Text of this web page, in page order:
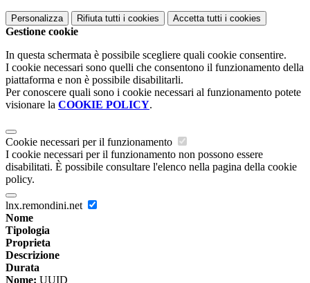
Personalizza Rifiuta tutti i cookies Accetta tutti i cookies
Gestione cookie
In questa schermata è possibile scegliere quali cookie consentire.
I cookie necessari sono quelli che consentono il funzionamento della
piattaforma e non è possibile disabilitarli.
Per conoscere quali sono i cookie necessari al funzionamento potete
visionare la COOKIE POLICY.
Cookie necessari per il funzionamento
I cookie necessari per il funzionamento non possono essere
disabilitati. È possibile consultare l'elenco nella pagina della cookie
policy.
lnx.remondini.net
Nome
Tipologia
Proprieta
Descrizione
Durata
Nome: UUID